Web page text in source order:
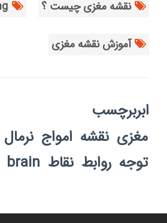
نقشه مغزی چیست ؟
آموزش نقشه مغزی
ابربرچسب
مغزی نقشه امواج نرمال
توجه روابط نقاط brain